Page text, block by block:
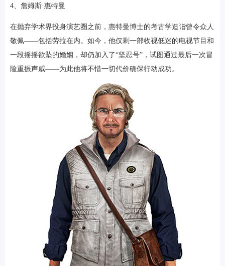
4、詹姆斯·惠特曼
在抛弃学术界投身演艺圈之前，惠特曼博士的考古学造诣曾令众人
敬佩——包括劳拉在内。如今，他仅剩一部收视低迷的电视节目和
一段摇摇欲坠的婚姻，却仍加入了“坚忍号”，试图通过最后一次冒
险重振声威——为此他将不惜一切代价确保行动成功。